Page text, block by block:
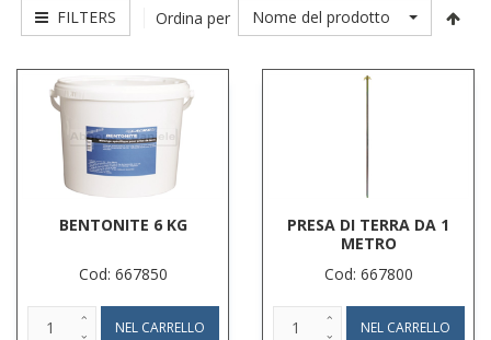
FILTERS Ordina per Nome del prodotto
BENTONITE 6 KG
Cod: 667850
PRESA DI TERRA DA 1
METRO
Cod: 667800